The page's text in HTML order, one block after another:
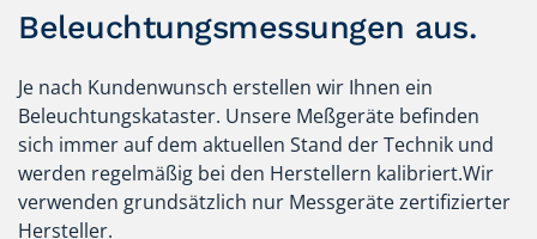
Beleuchtungsmessungen aus.
Je nach Kundenwunsch erstellen wir Ihnen ein
Beleuchtungskataster. Unsere Meßgeräte befinden
sich immer auf dem aktuellen Stand der Technik und
werden regelmäßig bei den Herstellern kalibriert.Wir
verwenden grundsätzlich nur Messgeräte zertifizierter
Hersteller.